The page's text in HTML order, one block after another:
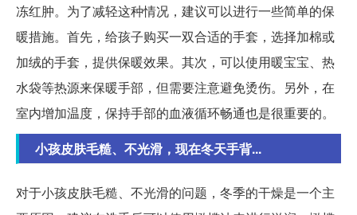
冻红肿。为了减轻这种情况，建议可以进行一些简单的保
暖措施。首先，给孩子购买一双合适的手套，选择加棉或
加绒的手套，提供保暖效果。其次，可以使用暖宝宝、热
水袋等热源来保暖手部，但需要注意避免烫伤。另外，在
室内增加温度，保持手部的血液循环畅通也是很重要的。
小孩皮肤毛糙、不光滑，现在冬天手背...
对于小孩皮肤毛糙、不光滑的问题，冬季的干燥是一个主